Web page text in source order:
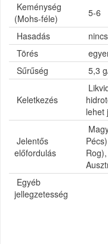
Keménység
(Mohs-féle)
5-6
Hasadás
nincs
Törés
Sűrűség
5,3
Keletkezés
lehet
Jelentős
előfordulás
Egyéb
jellegzetesség